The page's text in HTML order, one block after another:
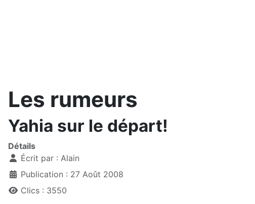
Les rumeurs
Yahia sur le départ!
Détails
Écrit par : Alain
Publication : 27 Août 2008
Clics : 3550